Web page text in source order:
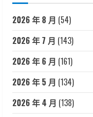
2026 年 8 月 (54)
2026 年 7 月 (143)
2026 年 6 月 (161)
2026 年 5 月 (134)
2026 年 4 月 (138)